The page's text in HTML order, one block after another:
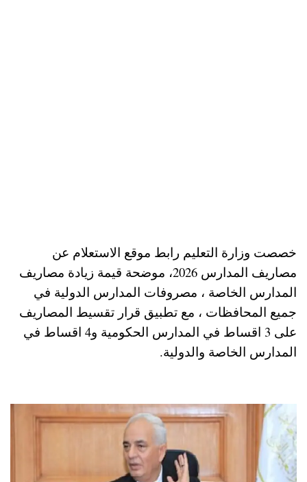
خصصت وزارة التعليم رابط موقع الاستعلام عن
مصاريف المدارس 2026، موضحة قيمة زيادة مصاريف
المدارس الخاصة ، مصروفات المدارس الدولية في
جميع المحافظات ، مع تطبيق قرار تقسيط المصاريف
على 3 اقساط في المدارس الحكومية و4 اقساط في
المدارس الخاصة والدولية.